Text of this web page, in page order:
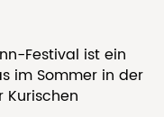
Festival ist ein
im Sommer in der